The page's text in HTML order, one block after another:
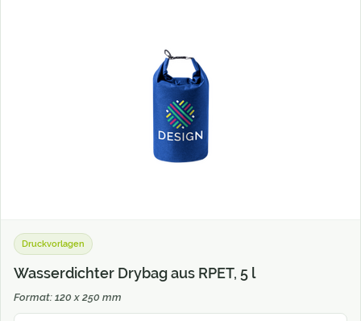
Druckvorlagen
Wasserdichter Drybag aus RPET, 5 l
Format: 120 x 250 mm